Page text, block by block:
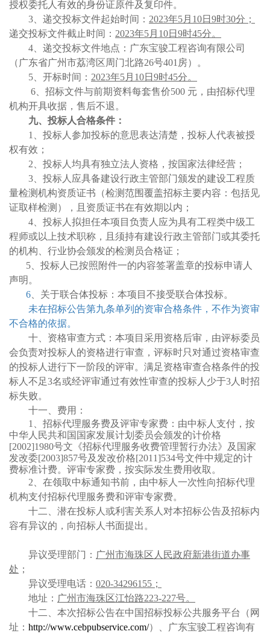
授权委托人有效的身份证原件及复印件。
3、 递交投标文件起始时间 ： 2023年5月 10日 9时30分；
递交投标文件截止时间： 2023年5月 10日 9时45分。
4、 递交投标文件地点： 广东宝骏工程咨询有限公司
（广东省广州市荔湾区周门北路26号401 房）
。
5、开标时间： 2023年5月 10日 9时45分。
6、招标文件与前期资料每套售价500 元，由招标代理
机构开具收据，售后不退。
九、投标人合格条件：
1、投标人参加投标的意思表达清楚，投标人代表被授
权有效；
2、投标人均具有独立法人资格，按国家法律经营；
3、投标人应具备建设行政主管部门颁发的建设工程质
量检测机构资质证书（检测范围覆盖招标主要内容：包括见
证取样检测），且资质证书在有效期以内；
4 、投标人拟担任本项目负责人应为具有工程类中级工
程师或以上技术职称，且须持有建设行政主管部门或其委托
的机构、行业协会颁发的检测员合格证 ；
5 、投标人已按照附件一的内容签署盖章的投标申请人
声明。
6 、关于联合体投标： 本项目不接受联合体投标。
未在招标公告第九条单列的资审合格条件，不作为资审
不合格的依据。
十、 资格审查方式：本项目采用资格后审，由评标委员
会负责对投标人的资格进行审查， 评标时只对通过资格审查
的投标人进行下一阶段的评审。 满足资格审查合格条件的投
标人不足3名或经评审通过有效性审查的投标 人少于3人时招
标失败。
十一、费用 ：
1、 招标代理服务费及评审专家费：由中标人支付， 按
中华人民共和国国家发展计划委员会颁发的计价格
[2002]1980号文《招标代理服务收费管理暂行办法》及国家
发改委[2003]857号及发改价格[2011]534号文件中规定的计
费标准计费。 评审专家费， 按实际发生费用收取。
2、在领取中标通知书前，由中标人一次性向招标代理
机构支付招标代理服务费和评审专家费。
十二、潜在投标人或利害关系人对本招标公告及招标内
容有异议的，向招标人书面提出。
异议受理部门： 广州市海珠区人民政府新港街道办事
处 ；
异议受理电话： 020-34296155 ；
地址： 广州市海珠区江怡路223-227号。
十二、本次招标公告在中国招标投标公共服务平台（网
址： http://www.cebpubservice.com/）、 广东宝骏工程咨询有